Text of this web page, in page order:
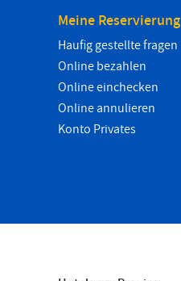
Meine Reservierung
Haufig gestellte fragen
Online bezahlen
Online einchecken
Online annulieren
Konto Privates